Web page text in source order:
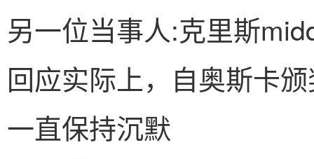
另一位当事人:克里斯
回应实际上，自奥斯卡
一直保持沉默